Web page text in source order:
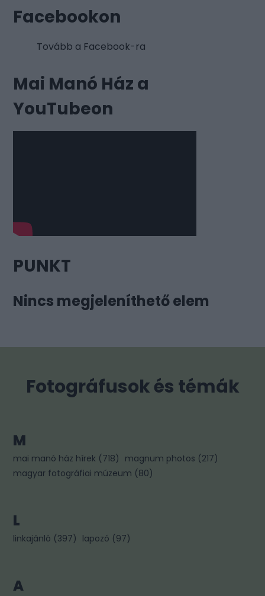
Facebookon
Tovább a Facebook-ra
Mai Manó Ház a
YouTubeon
PUNKT
Nincs megjeleníthető elem
Fotográfusok és témák
M
mai manó ház hírek (718) magnum photos (217)
magyar fotográfiai múzeum (80)
L
linkajánló (397) lapozó (97)
A